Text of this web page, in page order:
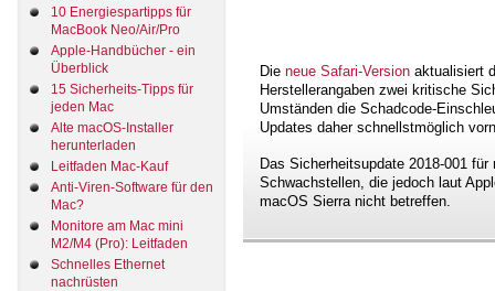
10 Energiespartipps für
MacBook Neo/Air/Pro
Apple-Handbücher - ein
Überblick
15 Sicherheits-Tipps für
jeden Mac
Alte macOS-Installer
herunterladen
Leitfaden Mac-Kauf
Anti-Viren-Software für den
Mac?
Monitore am Mac mini
M2/M4 (Pro): Leitfaden
Schnelles Ethernet
nachrüsten
Die neue Safari-Version aktualisiert
Herstellerangaben zwei kritische
Umständen die Schadcode-
Updates daher schnellstmöglich
Das Sicherheitsupdate 2018-001
Schwachstellen, die jedoch laut
macOS Sierra nicht betreffen.